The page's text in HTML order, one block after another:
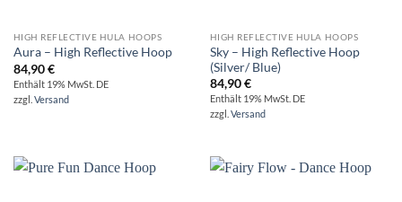
HIGH REFLECTIVE HULA HOOPS
Aura – High Reflective Hoop
84,90€
Enthält 19% MwSt. DE
zzgl. Versand
HIGH REFLECTIVE HULA HOOPS
Sky – High Reflective Hoop
(Silver/ Blue)
84,90€
Enthält 19% MwSt. DE
zzgl. Versand